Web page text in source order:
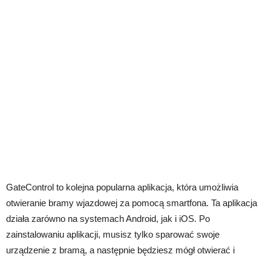
GateControl to kolejna popularna aplikacja, która umożliwia
otwieranie bramy wjazdowej za pomocą smartfona. Ta aplikacja
działa zarówno na systemach Android, jak i iOS. Po
zainstalowaniu aplikacji, musisz tylko sparować swoje
urządzenie z bramą, a następnie będziesz mógł otwierać i